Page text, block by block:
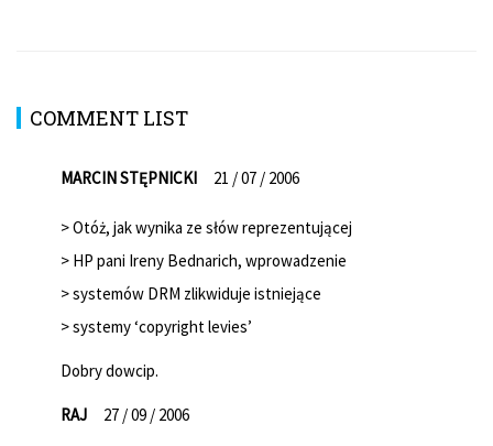
COMMENT LIST
MARCIN STĘPNICKI 21 / 07 / 2006
> Otóż, jak wynika ze słów reprezentującej
> HP pani Ireny Bednarich, wprowadzenie
> systemów DRM zlikwiduje istniejące
> systemy ‘copyright levies’
Dobry dowcip.
RAJ 27 / 09 / 2006